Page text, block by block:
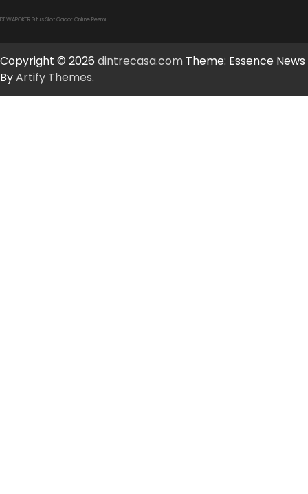
DEWAPOKER Situs Slot Gacor Online Resmi
Copyright © 2026 dintrecasa.com Theme: Essence News
ByArtify Themes.